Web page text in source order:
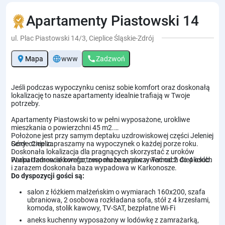
Apartamenty Piastowski 14
ul. Plac Piastowski 14/3, Cieplice Śląskie-Zdrój
location_on Mapa languagewww callZadzwoń
Jeśli podczas wypoczynku cenisz sobie komfort oraz doskonałą
lokalizację to nasze apartamenty idealnie trafiają w Twoje
potrzeby.
Apartamenty Piastowski to w pełni wyposażone, urokliwe
mieszkania o powierzchni 45 m2.
Położone jest przy samym deptaku uzdrowiskowej części Jeleniej
Góry - Cieplic.
Doskonała lokalizacja dla pragnących skorzystać z uroków
Parku Uzdrowiskowego, zespołu basenów w Termach Cieplickich
i zarazem doskonała baza wypadowa w Karkonosze.
Serdecznie zapraszamy na wypoczynek o każdej porze roku.
W apartamencie komfortowo może wypoczywać od 2 do 4 osób.
Do dyspozycji gości są:
salon z łóżkiem małżeńskim o wymiarach 160x200, szafa
ubraniowa, 2 osobowa rozkładana sofa, stół z 4 krzesłami,
komoda, stolik kawowy, TV-SAT, bezpłatne Wi-Fi
aneks kuchenny wyposażony w lodówkę z zamrażarką,